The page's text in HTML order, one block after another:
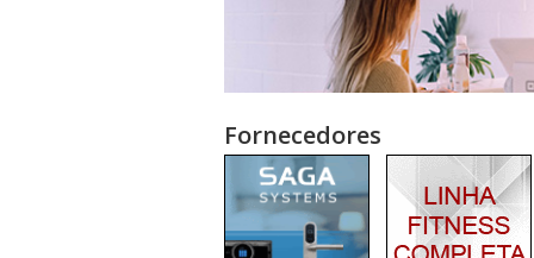
Fornecedores